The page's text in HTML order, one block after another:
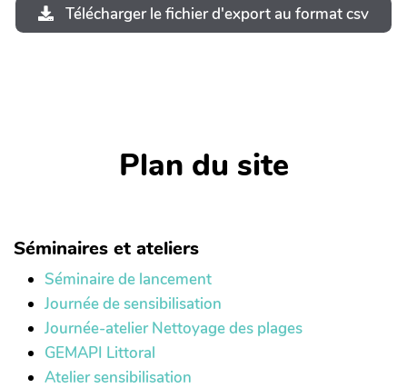
Télécharger le fichier d'export au format csv
Plan du site
Séminaires et ateliers
Séminaire de lancement
Journée de sensibilisation
Journée-atelier Nettoyage des plages
GEMAPI Littoral
Atelier sensibilisation